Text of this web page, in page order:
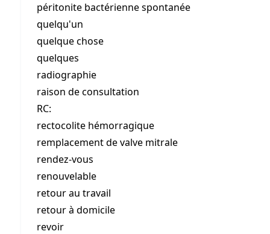
péritonite bactérienne spontanée
quelqu'un
quelque chose
quelques
radiographie
raison de consultation
RC:
rectocolite hémorragique
remplacement de valve mitrale
rendez-vous
renouvelable
retour au travail
retour à domicile
revoir